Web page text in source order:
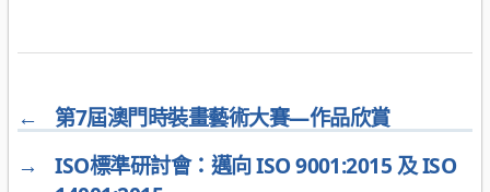
←
第7屆澳門時裝畫藝術大賽—作品欣賞
→
ISO標準研討會：邁向 ISO 9001:2015 及 ISO